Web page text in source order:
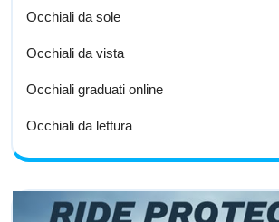
Occhiali da sole
Occhiali da vista
Occhiali graduati online
Occhiali da lettura